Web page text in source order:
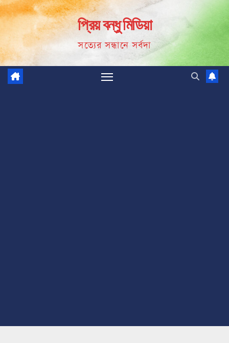
Skip
to
content
প্রিয় বন্ধু মিডিয়া
সত্যের সন্ধানে সর্বদা